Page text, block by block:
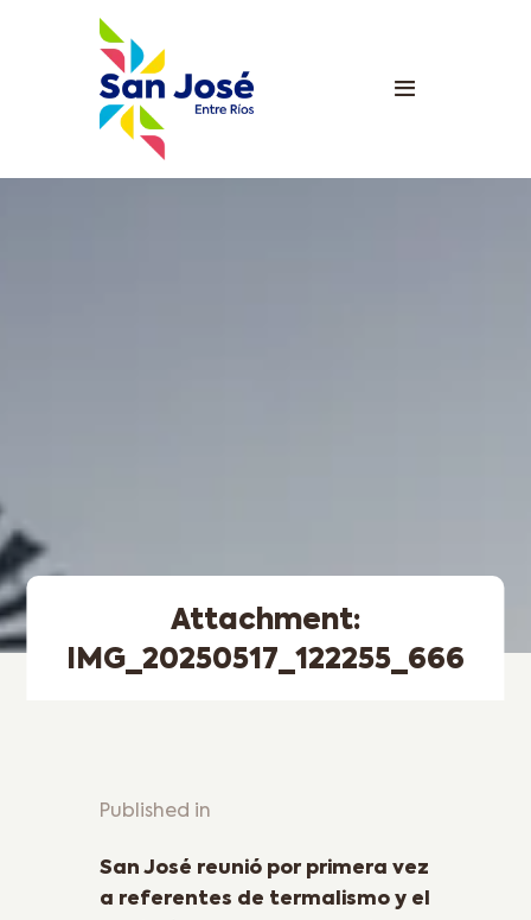
Attachment:
IMG_20250517_122255_666
Published in
San José reunió por primera vez
a referentes de termalismo y el